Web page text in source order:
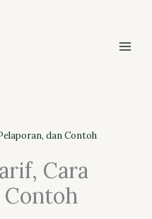
dan Contoh
Cara
Contoh